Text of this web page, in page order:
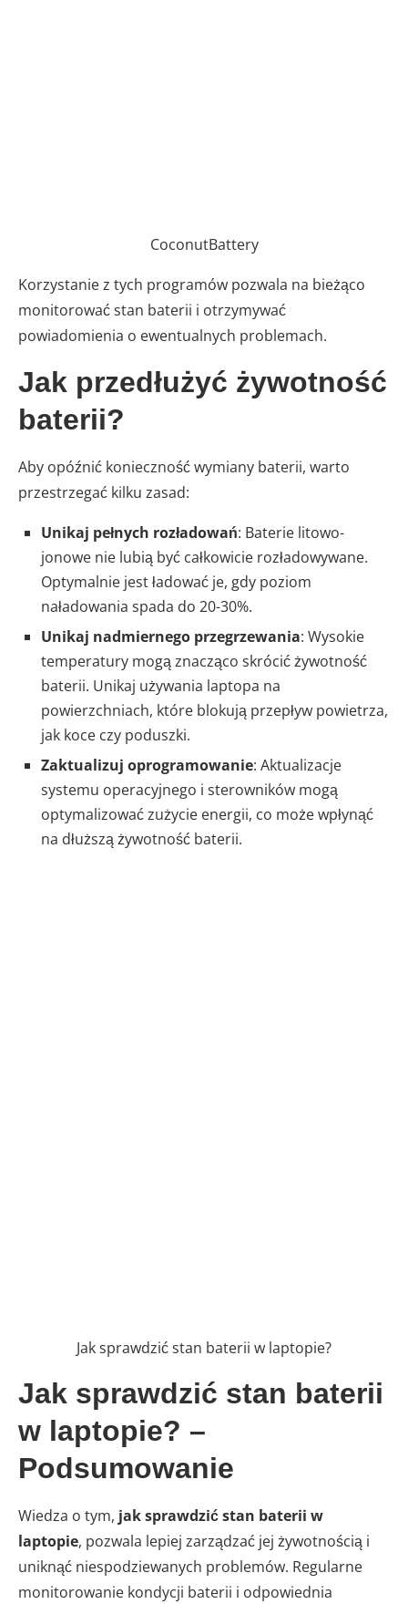
CoconutBattery
Korzystanie z tych programów pozwala na bieżąco
monitorować stan baterii i otrzymywać
powiadomienia o ewentualnych problemach.
Jak przedłużyć żywotność
baterii?
Aby opóźnić konieczność wymiany baterii, warto
przestrzegać kilku zasad:
Unikaj pełnych rozładowań: Baterie litowo-
jonowe nie lubią być całkowicie rozładowywane.
Optymalnie jest ładować je, gdy poziom
naładowania spada do 20-30%.
Unikaj nadmiernego przegrzewania: Wysokie
temperatury mogą znacząco skrócić żywotność
baterii. Unikaj używania laptopa na
powierzchniach, które blokują przepływ powietrza,
jak koce czy poduszki.
Zaktualizuj oprogramowanie: Aktualizacje
systemu operacyjnego i sterowników mogą
optymalizować zużycie energii, co może wpłynąć
na dłuższą żywotność baterii.
Jak sprawdzić stan baterii w laptopie?
Jak sprawdzić stan baterii
w laptopie? –
Podsumowanie
Wiedza o tym, jak sprawdzić stan baterii w
laptopie, pozwala lepiej zarządzać jej żywotnością i
uniknąć niespodziewanych problemów. Regularne
monitorowanie kondycji baterii i odpowiednia